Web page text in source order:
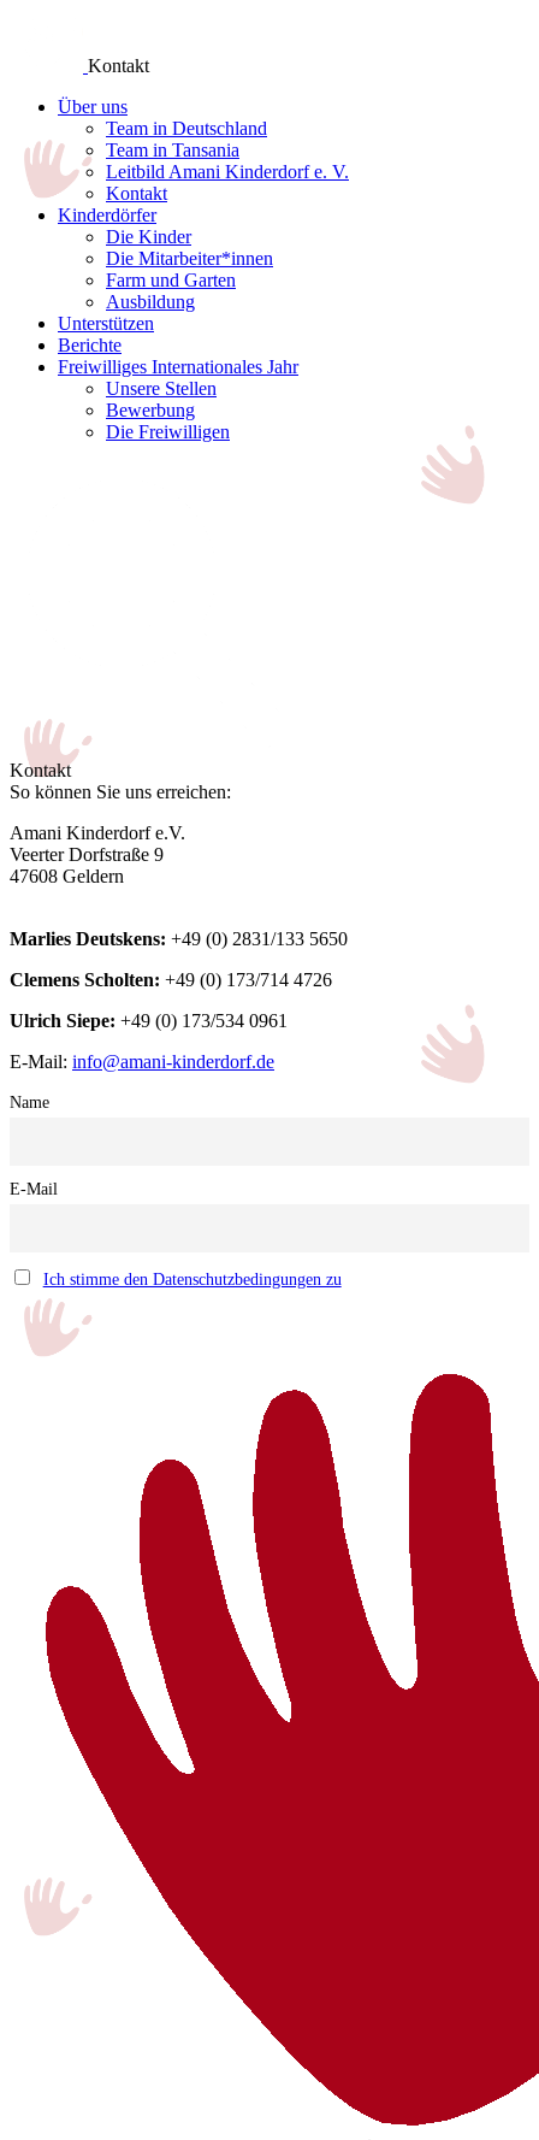
Kontakt
Über uns
Team in Deutschland
Team in Tansania
Leitbild Amani Kinderdorf e. V.
Kontakt
Kinderdörfer
Die Kinder
Die Mitarbeiter*innen
Farm und Garten
Ausbildung
Unterstützen
Berichte
Freiwilliges Internationales Jahr
Unsere Stellen
Bewerbung
Die Freiwilligen
Kontakt
So können Sie uns erreichen:
Amani Kinderdorf e.V.
Veerter Dorfstraße 9
47608 Geldern
Marlies Deutskens: +49 (0) 2831/133 5650
Clemens Scholten: +49 (0) 173/714 4726
Ulrich Siepe: +49 (0) 173/534 0961
E-Mail: info@amani-kinderdorf.de
Name
E-Mail
Ich stimme den Datenschutzbedingungen zu